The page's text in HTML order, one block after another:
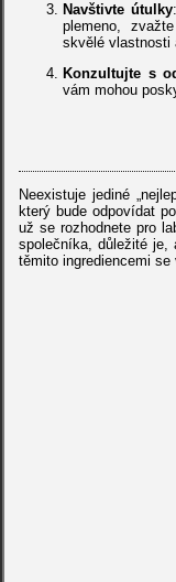
Navštivte útulky
plemeno,
skvělé vlastnosti
Konzultujte s
vám mohou
Neexistuje jediné
který bude odpovídat
už se rozhodnete pro
společníka, důležité je,
těmito ingrediencemi